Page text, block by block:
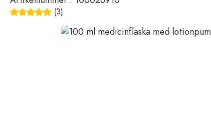
Plastbehållare
Lock och förslutningar
Vinäger- och oljeflaskor
Genomsnittligt betyg på 5 av 5 stjärnor
(3)